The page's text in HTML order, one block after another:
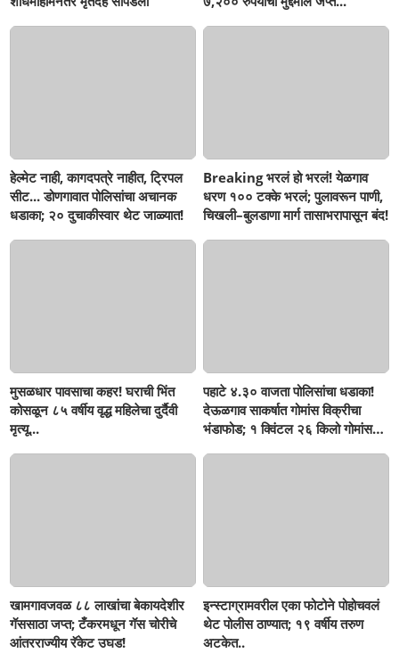
हेल्मेट नाही, कागदपत्रे नाहीत, ट्रिपल
सीट... डोणगावात पोलिसांचा अचानक
धडाका; २० दुचाकीस्वार थेट जाळ्यात!
Breaking भरलं हो भरलं! येळगाव
धरण १०० टक्के भरलं; पुलावरून पाणी,
चिखली–बुलडाणा मार्ग तासाभरापासून बंद!
मुसळधार पावसाचा कहर! घराची भिंत
कोसळून ८५ वर्षीय वृद्ध महिलेचा दुर्दैवी
मृत्यू...
पहाटे ४.३० वाजता पोलिसांचा धडाका!
देऊळगाव साकर्षात गोमांस विक्रीचा
भंडाफोड; १ क्विंटल २६ किलो गोमांस
खामगावजवळ ८८ लाखांचा बेकायदेशीर
गॅससाठा जप्त; टँकरमधून गॅस चोरीचे
आंतरराज्यीय रॅकेट उघड!
इन्स्टाग्रामवरील एका फोटोने पोहोचवलं
थेट पोलीस ठाण्यात; १९ वर्षीय तरुण
अटकेत..